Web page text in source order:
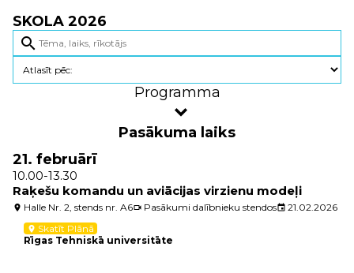
SKOLA 2026
search
Programma
Pasākuma laiks
21. februārī
10.00-13.30
Raķešu komandu un aviācijas virzienu modeļi
location_on Halle Nr. 2, stends nr. A6videocam Pasākumi dalībnieku stendosevent 21.02.2026
location_on Skatīt Plānā
Rīgas Tehniskā universitāte